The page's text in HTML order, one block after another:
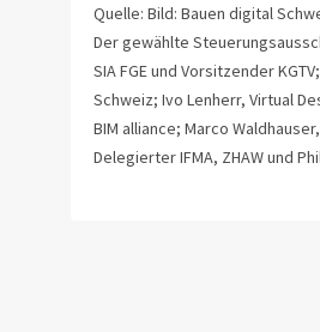
Quelle: Bild: Bauen digital
Der gewählte
SIA FGE und Vorsitzender
Schweiz; Ivo Lenherr, Virtual
BIM alliance; Marco
Delegierter IFMA, ZHAW und